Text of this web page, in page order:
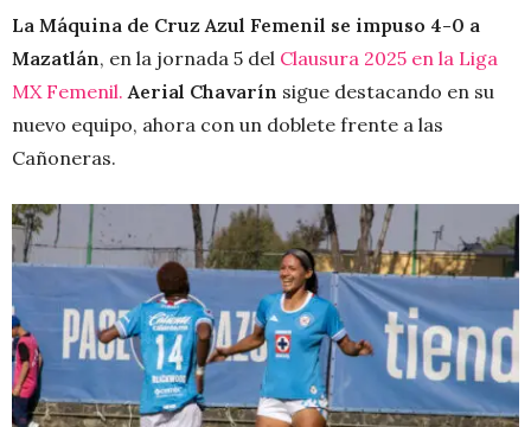
La Máquina de Cruz Azul Femenil se impuso 4-0 a
Mazatlán, en la jornada 5 del Clausura 2025 en la Liga
MX Femenil. Aerial Chavarín sigue destacando en su
nuevo equipo, ahora con un doblete frente a las
Cañoneras.